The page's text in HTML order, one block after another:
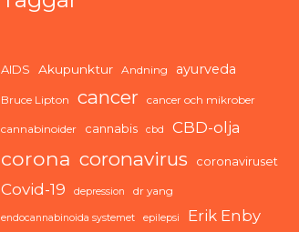
AIDS Akupunktur Andning ayurveda
Bruce Lipton cancer cancer och mikrober
cannabinoider cannabis cbd CBD-olja
corona coronavirus coronaviruset
Covid-19 depression dr yang
endocannabinoida systemet epilepsi Erik Enby